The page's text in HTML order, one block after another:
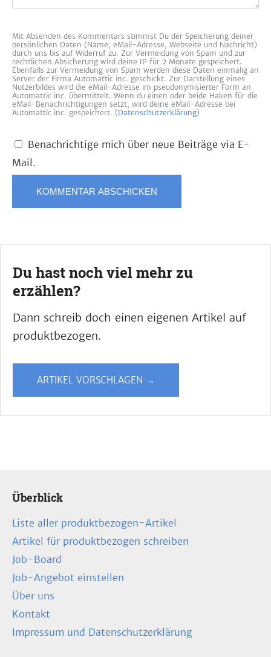
Mit Absenden des Kommentars stimmst Du der Speicherung deiner
persönlichen Daten (Name, eMail-Adresse, Webseite und Nachricht)
durch uns bis auf Widerruf zu. Zur Vermeidung von Spam und zur
rechtlichen Absicherung wird deine IP für 2 Monate gespeichert.
Ebenfalls zur Vermeidung von Spam werden diese Daten einmalig an
Server der Firma Automattic inc. geschickt. Zur Darstellung eines
Nutzerbildes wird die eMail-Adresse im pseudonymisierter Form an
Automattic inc. übermittelt. Wenn du einen oder beide Haken für die
eMail-Benachrichtigungen setzt, wird deine eMail-Adresse bei
Automattic inc. gespeichert. (Datenschutzerklärung)
Benachrichtige mich über neue Beiträge via E-
Mail.
Du hast noch viel mehr zu
erzählen?
Dann schreib doch einen eigenen Artikel auf
produktbezogen.
ARTIKEL VORSCHLAGEN →
Überblick
Liste aller produktbezogen-Artikel
Artikel für produktbezogen schreiben
Job-Board
Job-Angebot einstellen
Über uns
Kontakt
Impressum und Datenschutzerklärung